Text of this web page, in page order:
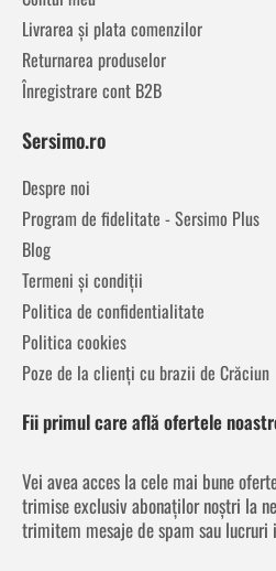
Livrarea și plata comenzilor
Returnarea produselor
Înregistrare cont B2B
Sersimo.ro
Despre noi
Program de fidelitate - Sersimo Plus
Blog
Termeni și condiții
Politica de confidentialitate
Politica cookies
Poze de la clienți cu brazii de Crăciun
Fii primul care află ofertele
Vei avea acces la cele mai bune
trimise exclusiv abonaților noștri la
trimitem mesaje de spam sau lucruri